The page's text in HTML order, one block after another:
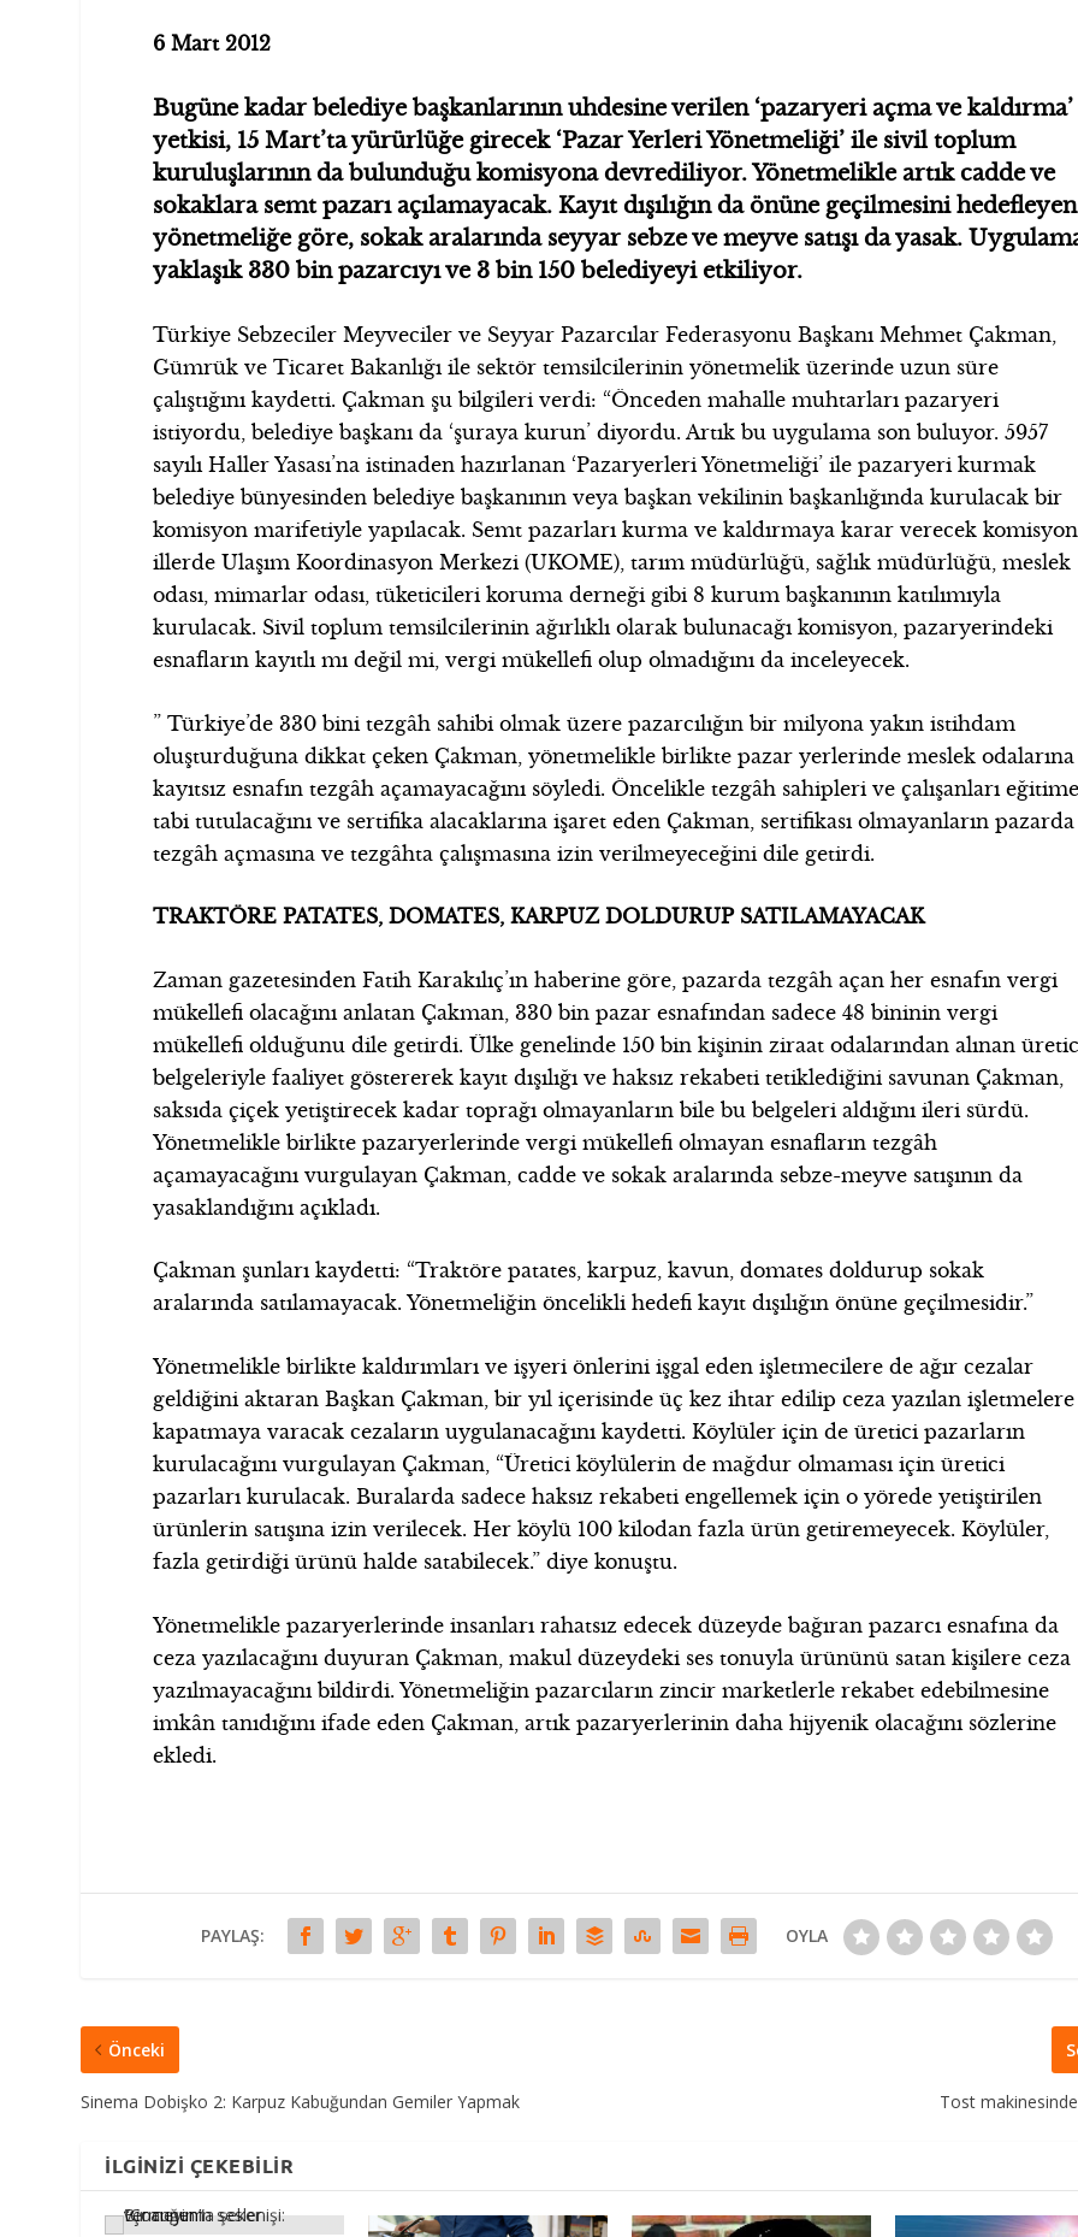
6 Mart 2012
Bugüne kadar belediye başkanlarının uhdesine verilen ‘pazaryeri açma ve kaldırma’
yetkisi, 15 Mart’ta yürürlüğe girecek ‘Pazar Yerleri Yönetmeliği’ ile sivil toplum
kuruluşlarının da bulunduğu komisyona devrediliyor. Yönetmelikle artık cadde ve
sokaklara semt pazarı açılamayacak. Kayıt dışılığın da önüne geçilmesini hedefleyen
yönetmeliğe göre, sokak aralarında seyyar sebze ve meyve satışı da yasak.
yaklaşık 330 bin pazarcıyı ve 3 bin 150 belediyeyi etkiliyor.
Türkiye Sebzeciler Meyveciler ve Seyyar Pazarcılar Federasyonu Başkanı Mehmet Çakman,
Gümrük ve Ticaret Bakanlığı ile sektör temsilcilerinin yönetmelik üzerinde uzun süre
çalıştığını kaydetti. Çakman şu bilgileri verdi: “Önceden mahalle muhtarları pazaryeri
istiyordu, belediye başkanı da ‘şuraya kurun’ diyordu. Artık bu uygulama son buluyor. 5957
sayılı Haller Yasası’na istinaden hazırlanan ‘Pazaryerleri Yönetmeliği’ ile pazaryeri kurmak
belediye bünyesinden belediye başkanının veya başkan vekilinin başkanlığında kurulacak bir
komisyon marifetiyle yapılacak. Semt pazarları kurma ve kaldırmaya karar verecek
illerde Ulaşım Koordinasyon Merkezi (UKOME), tarım müdürlüğü, sağlık müdürlüğü, meslek
odası, mimarlar odası, tüketicileri koruma derneği gibi 8 kurum başkanının katılımıyla
kurulacak. Sivil toplum temsilcilerinin ağırlıklı olarak bulunacağı komisyon, pazaryerindeki
esnafların kayıtlı mı değil mi, vergi mükellefi olup olmadığını da inceleyecek.
” Türkiye’de 330 bini tezgâh sahibi olmak üzere pazarcılığın bir milyona yakın istihdam
oluşturduğuna dikkat çeken Çakman, yönetmelikle birlikte pazar yerlerinde meslek odalarına
kayıtsız esnafın tezgâh açamayacağını söyledi. Öncelikle tezgâh sahipleri ve çalışanları
tabi tutulacağını ve sertifika alacaklarına işaret eden Çakman, sertifikası olmayanların pazarda
tezgâh açmasına ve tezgâhta çalışmasına izin verilmeyeceğini dile getirdi.
TRAKTÖRE PATATES, DOMATES, KARPUZ DOLDURUP SATILAMAYACAK
Zaman gazetesinden Fatih Karakılıç’ın haberine göre, pazarda tezgâh açan her esnafın vergi
mükellefi olacağını anlatan Çakman, 330 bin pazar esnafından sadece 48 bininin vergi
mükellefi olduğunu dile getirdi. Ülke genelinde 150 bin kişinin ziraat odalarından alınan
belgeleriyle faaliyet göstererek kayıt dışılığı ve haksız rekabeti tetiklediğini savunan Çakman,
saksıda çiçek yetiştirecek kadar toprağı olmayanların bile bu belgeleri aldığını ileri sürdü.
Yönetmelikle birlikte pazaryerlerinde vergi mükellefi olmayan esnafların tezgâh
açamayacağını vurgulayan Çakman, cadde ve sokak aralarında sebze-meyve satışının da
yasaklandığını açıkladı.
Çakman şunları kaydetti: “Traktöre patates, karpuz, kavun, domates doldurup sokak
aralarında satılamayacak. Yönetmeliğin öncelikli hedefi kayıt dışılığın önüne geçilmesidir.”
Yönetmelikle birlikte kaldırımları ve işyeri önlerini işgal eden işletmecilere de ağır cezalar
geldiğini aktaran Başkan Çakman, bir yıl içerisinde üç kez ihtar edilip ceza yazılan işletmelere
kapatmaya varacak cezaların uygulanacağını kaydetti. Köylüler için de üretici pazarların
kurulacağını vurgulayan Çakman, “Üretici köylülerin de mağdur olmaması için üretici
pazarları kurulacak. Buralarda sadece haksız rekabeti engellemek için o yörede yetiştirilen
ürünlerin satışına izin verilecek. Her köylü 100 kilodan fazla ürün getiremeyecek. Köylüler,
fazla getirdiği ürünü halde satabilecek.” diye konuştu.
Yönetmelikle pazaryerlerinde insanları rahatsız edecek düzeyde bağıran pazarcı esnafına da
ceza yazılacağını duyuran Çakman, makul düzeydeki ses tonuyla ürününü satan kişilere ceza
yazılmayacağını bildirdi. Yönetmeliğin pazarcıların zincir marketlerle rekabet edebilmesine
imkân tanıdığını ifade eden Çakman, artık pazaryerlerinin daha hijyenik olacağını sözlerine
ekledi.
PAYLAŞ: OYLA
Önceki
Sinema Dobişko 2: Karpuz Kabuğundan Gemiler Yapmak Tost
İLGINIZI ÇEKEBILIR